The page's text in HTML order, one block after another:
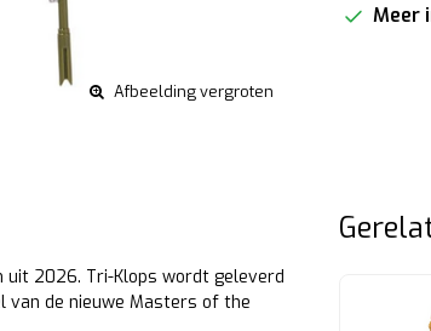
Afbeelding vergroten
Meer
uit 2026. Tri-Klops wordt geleverd
van de nieuwe Masters of the